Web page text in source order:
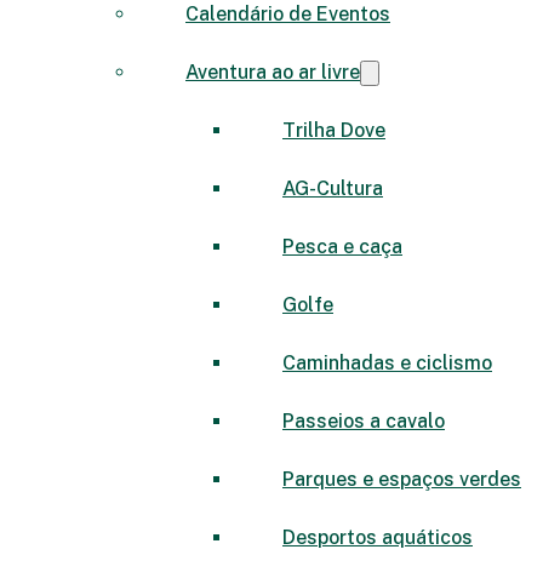
Calendário de Eventos
Aventura ao ar livre
Trilha Dove
AG-Cultura
Pesca e caça
Golfe
Caminhadas e ciclismo
Passeios a cavalo
Parques e espaços verdes
Desportos aquáticos